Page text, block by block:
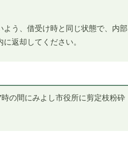
う、借受け時と同じ状態で、内部
返却してください。
の間にみよし市役所に剪定枝粉砕